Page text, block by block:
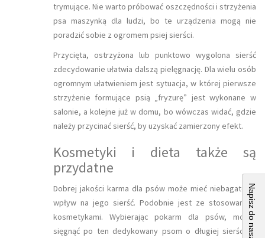
trymujące. Nie warto próbować oszczędności i strzyżenia
psa maszynką dla ludzi, bo te urządzenia mogą nie
poradzić sobie z ogromem psiej sierści.
Przycięta, ostrzyżona lub punktowo wygolona sierść
zdecydowanie ułatwia dalszą pielęgnację. Dla wielu osób
ogromnym ułatwieniem jest sytuacja, w której pierwsze
strzyżenie formujące psią „fryzurę” jest wykonane w
salonie, a kolejne już w domu, bo wówczas widać, gdzie
należy przycinać sierść, by uzyskać zamierzony efekt.
Kosmetyki i dieta także są
przydatne
Dobrej jakości karma dla psów może mieć niebagatelny
wpływ na jego sierść. Podobnie jest ze stosowanymi
kosmetykami. Wybierając pokarm dla psów, można
sięgnąć po ten dedykowany psom o długiej sierści, a